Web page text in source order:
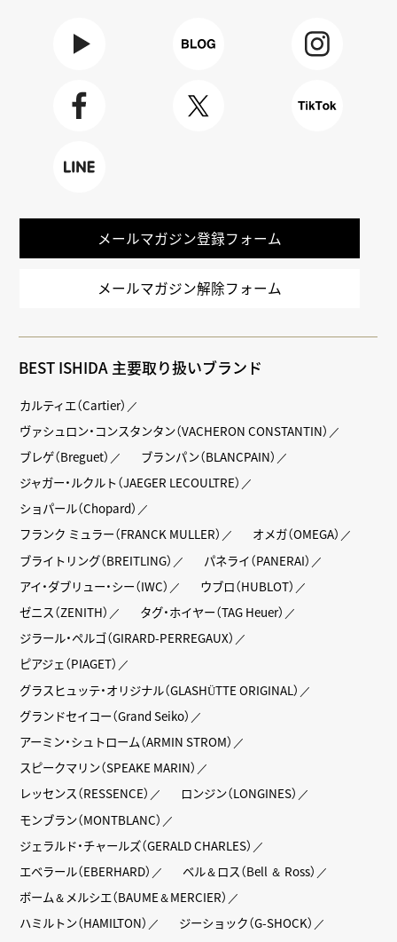
メールマガジン登録フォーム
メールマガジン解除フォーム
BEST ISHIDA 主要取り扱いブランド
カルティエ（Cartier）
ヴァシュロン・コンスタンタン（VACHERON CONSTANTIN）
ブレゲ（Breguet）
ブランパン（BLANCPAIN）
ジャガー・ルクルト（JAEGER LECOULTRE）
ショパール（Chopard）
フランク ミュラー（FRANCK MULLER）
オメガ（OMEGA）
ブライトリング（BREITLING）
パネライ（PANERAI）
アイ・ダブリュー・シー（IWC）
ウブロ（HUBLOT）
ゼニス（ZENITH）
タグ・ホイヤー（TAG Heuer）
ジラール・ペルゴ（GIRARD-PERREGAUX）
ピアジェ（PIAGET）
グラスヒュッテ・オリジナル（GLASHÜTTE ORIGINAL）
グランドセイコー（Grand Seiko）
アーミン・シュトローム（ARMIN STROM）
スピークマリン（SPEAKE MARIN）
レッセンス（RESSENCE）
ロンジン（LONGINES）
モンブラン（MONTBLANC）
ジェラルド・チャールズ（GERALD CHARLES）
エベラール（EBERHARD）
ベル＆ロス（Bell ＆ Ross）
ボーム＆メルシエ（BAUME＆MERCIER）
ハミルトン（HAMILTON）
ジーショック（G-SHOCK）